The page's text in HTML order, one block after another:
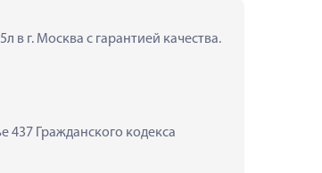
в г. Москва с гарантией качества.
437 Гражданского кодекса